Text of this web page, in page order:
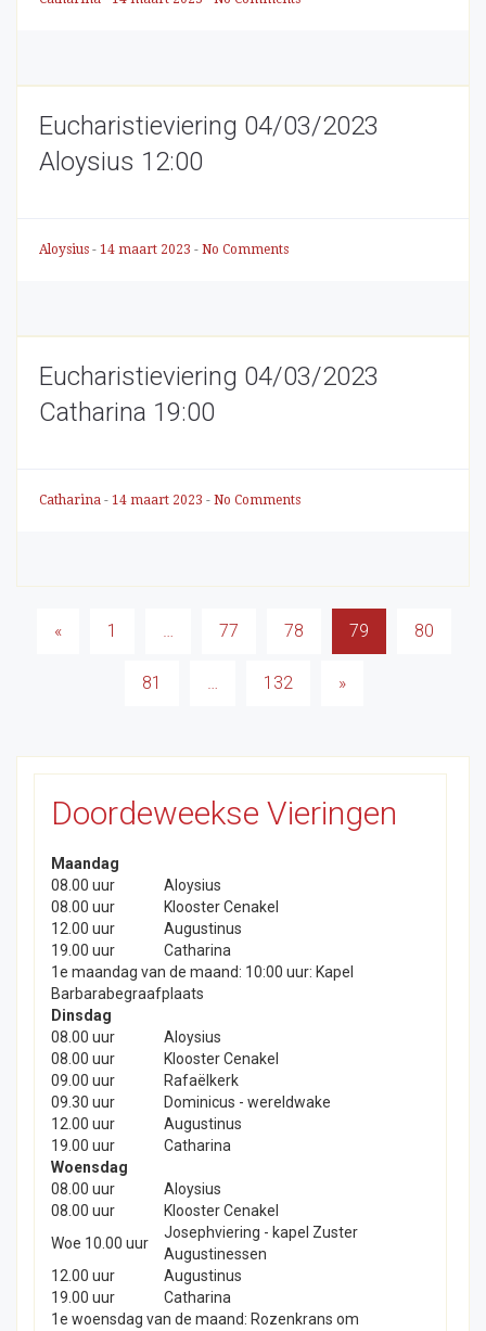
Eucharistieviering 04/03/2023
Aloysius 12:00
Aloysius - 14 maart 2023 - No Comments
Eucharistieviering 04/03/2023
Catharina 19:00
Catharina - 14 maart 2023 - No Comments
Berichten
paginering
« 1 … 77 78 79 80
81 … 132 »
Doordeweekse Vieringen
Maandag
08.00 uur
Aloysius
08.00 uur
Klooster Cenakel
12.00 uur
Augustinus
19.00 uur
Catharina
1e maandag van de maand: 10:00 uur: Kapel
Barbarabegraafplaats
Dinsdag
08.00 uur
Aloysius
08.00 uur
Klooster Cenakel
09.00 uur
Rafaëlkerk
09.30 uur
Dominicus - wereldwake
12.00 uur
Augustinus
19.00 uur
Catharina
Woensdag
08.00 uur
Aloysius
08.00 uur
Klooster Cenakel
Woe 10.00 uur
Josephviering - kapel Zuster
Augustinessen
12.00 uur
Augustinus
19.00 uur
Catharina
1e woensdag van de maand: Rozenkrans om